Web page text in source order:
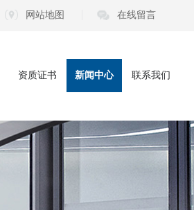
网站地图 在线留言
资质证书 新闻中心
行业资讯
联系我们